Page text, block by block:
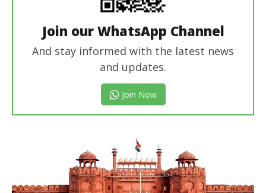
Join our WhatsApp Channel
And stay informed with the latest news
and updates.
Join Now